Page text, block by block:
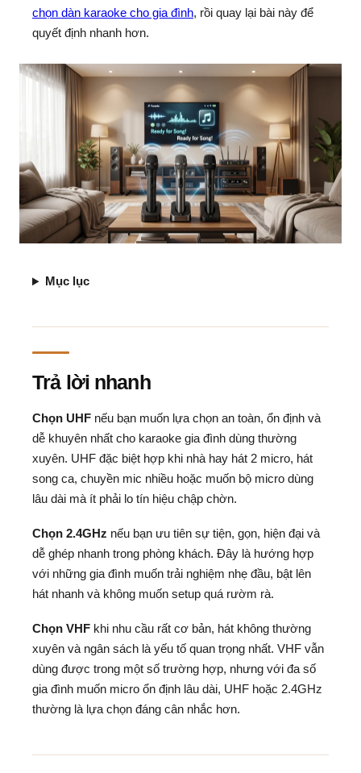
chọn dàn karaoke cho gia đình, rồi quay lại bài này để
quyết định nhanh hơn.
Mục lục
Trả lời nhanh
Chọn UHF nếu bạn muốn lựa chọn an toàn, ổn định và
dễ khuyên nhất cho karaoke gia đình dùng thường
xuyên. UHF đặc biệt hợp khi nhà hay hát 2 micro, hát
song ca, chuyền mic nhiều hoặc muốn bộ micro dùng
lâu dài mà ít phải lo tín hiệu chập chờn.
Chọn 2.4GHz nếu bạn ưu tiên sự tiện, gọn, hiện đại và
dễ ghép nhanh trong phòng khách. Đây là hướng hợp
với những gia đình muốn trải nghiệm nhẹ đầu, bật lên
hát nhanh và không muốn setup quá rườm rà.
Chọn VHF khi nhu cầu rất cơ bản, hát không thường
xuyên và ngân sách là yếu tố quan trọng nhất. VHF vẫn
dùng được trong một số trường hợp, nhưng với đa số
gia đình muốn micro ổn định lâu dài, UHF hoặc 2.4GHz
thường là lựa chọn đáng cân nhắc hơn.